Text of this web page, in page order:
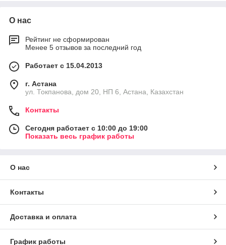
О нас
Рейтинг не сформирован
Менее 5 отзывов за последний год
Работает с 15.04.2013
г. Астана
ул. Токпанова, дом 20, НП 6, Астана, Казахстан
Контакты
Сегодня работает с 10:00 до 19:00
Показать весь график работы
О нас
Контакты
Доставка и оплата
График работы